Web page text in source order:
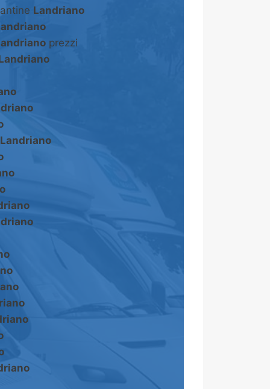
Landriano
prezzi
Landriano